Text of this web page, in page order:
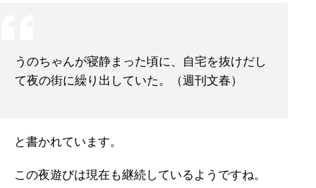
うのちゃんが寝静まった頃に、自宅を抜けだし
て夜の街に繰り出していた。（週刊文春）
と書かれています。
この夜遊びは現在も継続しているようですね。